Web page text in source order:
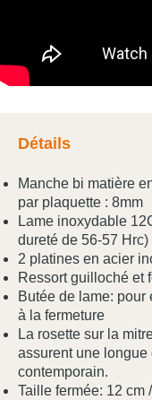
Détails
Manche bi matière
par plaquette : 8mm
Lame inoxydable
dureté de 56-57 Hrc)
2 platines en acier
Ressort guilloché et
Butée de lame: pour
à la fermeture
La rosette sur la
assurent une longue
contemporain.
Taille fermée: 12 cm